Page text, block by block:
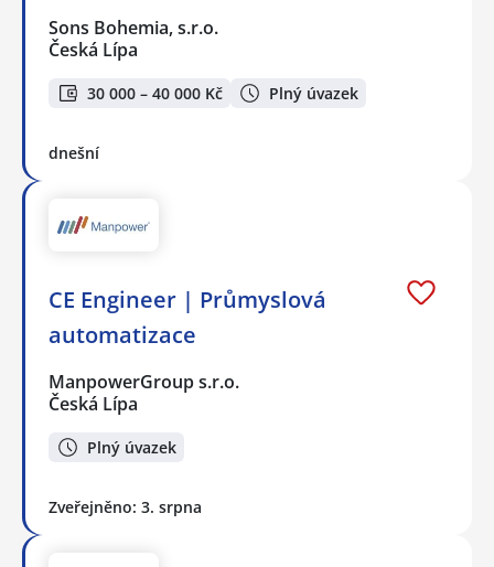
Sons Bohemia, s.r.o.
Česká Lípa
30 000 – 40 000 Kč Plný úvazek
dnešní
CE Engineer | Průmyslová
automatizace
ManpowerGroup s.r.o.
Česká Lípa
Plný úvazek
Zveřejněno: 3. srpna